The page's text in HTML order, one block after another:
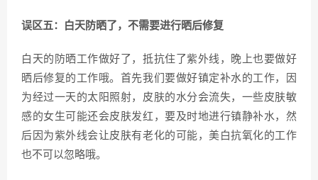
误区五：白天防晒了，不需要进行晒后修复
白天的防晒工作做好了，抵抗住了紫外线，晚上也要做好
晒后修复的工作哦。首先我们要做好镇定补水的工作，因
为经过一天的太阳照射，皮肤的水分会流失，一些皮肤敏
感的女生可能还会皮肤发红，要及时地进行镇静补水，然
后因为紫外线会让皮肤有老化的可能，美白抗氧化的工作
也不可以忽略哦。